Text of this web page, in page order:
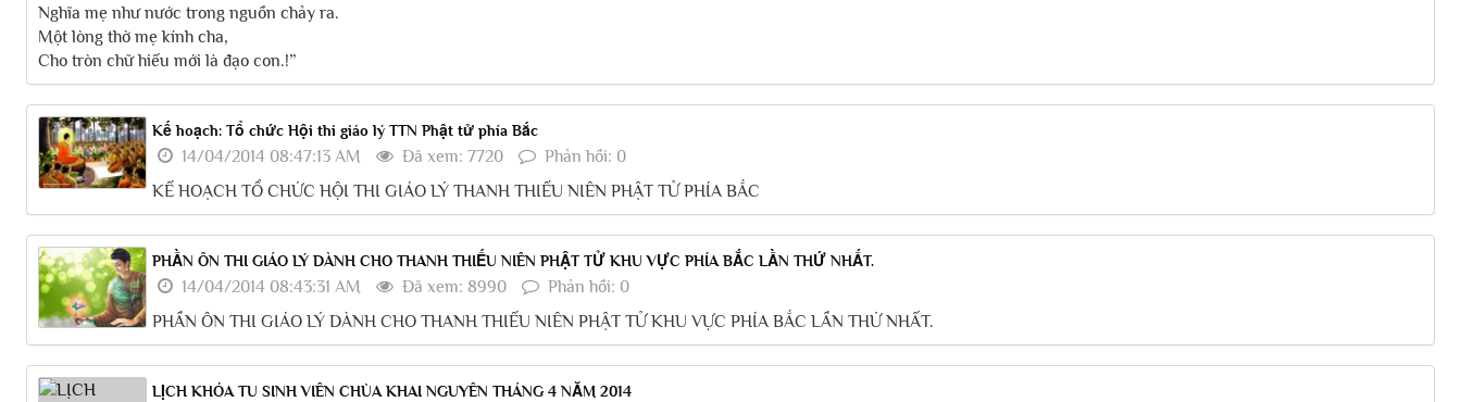
Nghĩa mẹ như nước trong nguồn chảy ra.
Một lòng thờ mẹ kính cha,
Cho tròn chữ hiếu mới là đạo con.!”
Kế hoạch: Tổ chức Hội thi giáo lý TTN Phật tử phía Bắc
14/04/2014 08:47:13 AM Đã xem: 7720
Phản hồi: 0
KẾ HOẠCH TỔ CHỨC HỘI THI GIÁO LÝ THANH THIẾU NIÊN PHẬT TỬ PHÍA BẮC
PHẦN ÔN THI GIÁO LÝ DÀNH CHO THANH THIẾU NIÊN PHẬT TỬ KHU VỰC PHÍA BẮC LẦN THỨ NHẤT.
14/04/2014 08:43:31 AM Đã xem: 8990
Phản hồi: 0
PHẦN ÔN THI GIÁO LÝ DÀNH CHO THANH THIẾU NIÊN PHẬT TỬ KHU VỰC PHÍA BẮC LẦN THỨ NHẤT.
LỊCH KHÓA TU SINH VIÊN CHÙA KHAI NGUYÊN THÁNG 4 NĂM 2014